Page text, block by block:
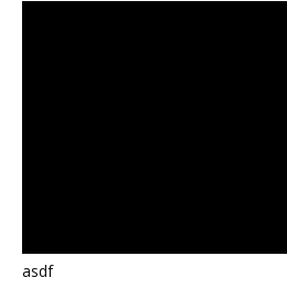
asdf